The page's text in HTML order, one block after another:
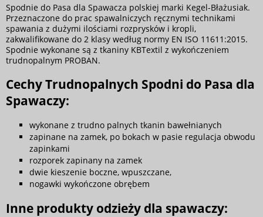
Spodnie do Pasa dla Spawacza polskiej marki Kegel-Błażusiak.
Przeznaczone do prac spawalniczych ręcznymi technikami
spawania z dużymi ilościami rozprysków i kropli,
zakwalifikowane do 2 klasy według normy EN ISO 11611:2015.
Spodnie wykonane są z tkaniny KBTextil z wykończeniem
trudnopalnym PROBAN.
Cechy Trudnopalnych Spodni do Pasa dla
Spawaczy:
wykonane z trudno palnych tkanin bawełnianych
zapinane na zamek, po bokach w pasie regulacja obwodu
zapinkami
rozporek zapinany na zamek
dwie kieszenie boczne, wpuszczane,
nogawki wykończone obrębem
Inne produkty odzieży dla spawaczy: